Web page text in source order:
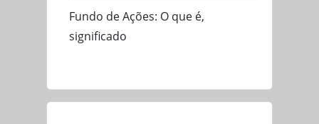
Fundo de Ações: O que é,
significado